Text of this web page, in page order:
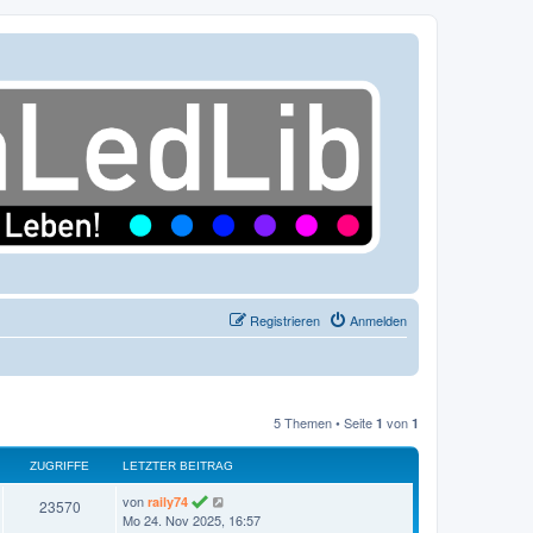
Anmelden
Registrieren
5 Themen • Seite 1 von 1
ZUGRIFFE LETZTER BEITRAG
23570Z
L
e
von raily74
Mo 24. Nov 2025, 16:57